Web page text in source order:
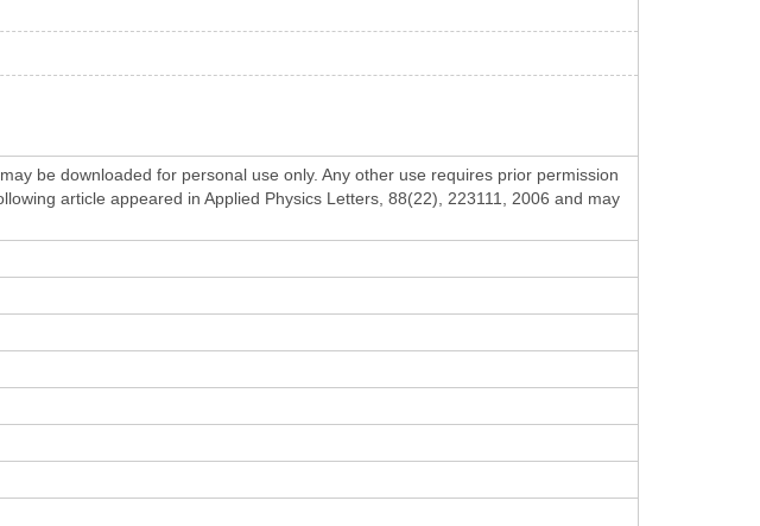
be downloaded for personal use only. Any other use requires prior permission
article appeared in Applied Physics Letters, 88(22), 223111, 2006 and may